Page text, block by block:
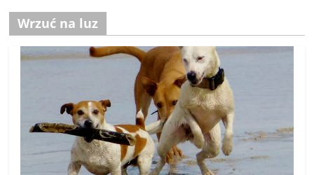
Wrzuć na luz